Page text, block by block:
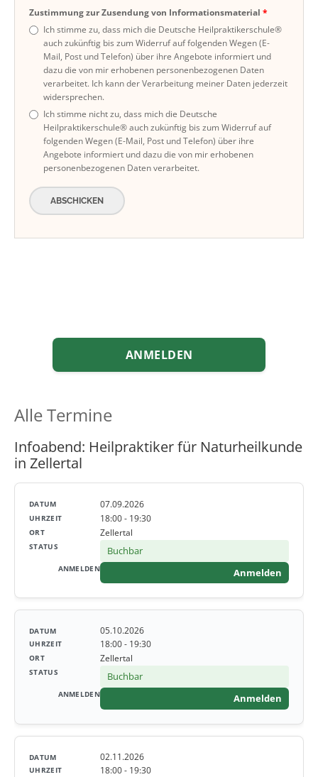
Zustimmung zur Zusendung von Informationsmaterial
Ich stimme zu, dass mich die Deutsche Heilpraktikerschule®
auch zukünftig bis zum Widerruf auf folgenden Wegen (E-
Mail, Post und Telefon) über ihre Angebote informiert und
dazu die von mir erhobenen personenbezogenen Daten
verarbeitet. Ich kann der Verarbeitung meiner Daten jederzeit
widersprechen.
Ich stimme nicht zu, dass mich die Deutsche
Heilpraktikerschule® auch zukünftig bis zum Widerruf auf
folgenden Wegen (E-Mail, Post und Telefon) über ihre
Angebote informiert und dazu die von mir erhobenen
personenbezogenen Daten verarbeitet.
ABSCHICKEN
ANMELDEN
Alle Termine
Infoabend: Heilpraktiker für Naturheilkunde
in Zellertal
07.09.2026
18:00 - 19:30
Zellertal
Buchbar
Anmelden
05.10.2026
18:00 - 19:30
Zellertal
Buchbar
Anmelden
02.11.2026
18:00 - 19:30